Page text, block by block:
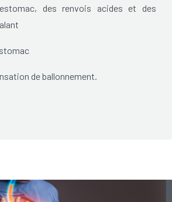
des renvois acides et des
de ballonnement.